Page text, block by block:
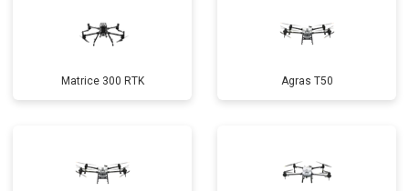
Matrice 300 RTK Agras T50